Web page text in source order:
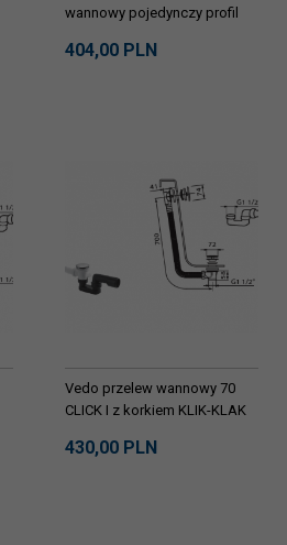
wannowy pojedynczy profil
404,00 PLN
Vedo przelew wannowy 70
CLICK I z korkiem KLIK-KLAK
430,00 PLN